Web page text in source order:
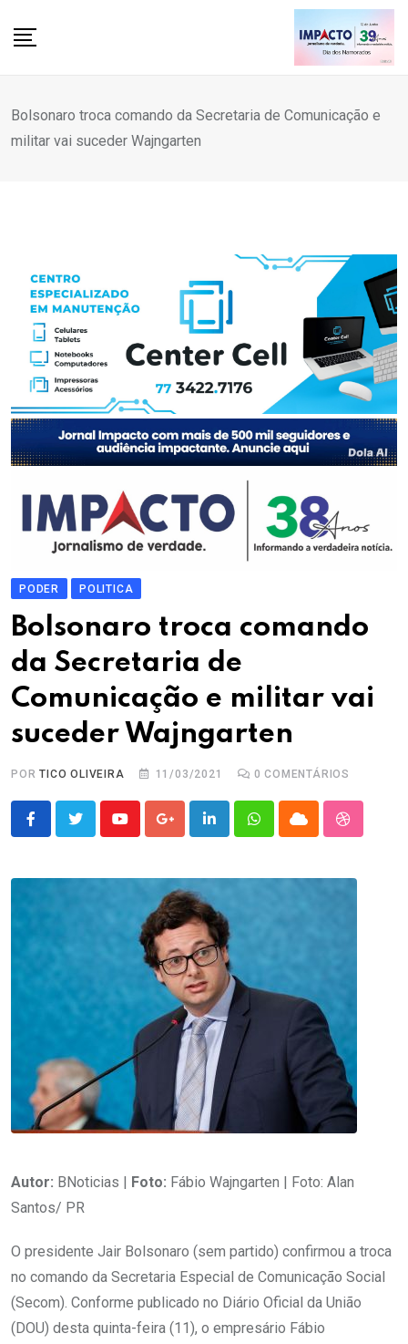
Bolsonaro troca comando da Secretaria de Comunicação e
militar vai suceder Wajngarten
PODER POLITICA
Bolsonaro troca comando
da Secretaria de
Comunicação e militar vai
suceder Wajngarten
PORTICO OLIVEIRA 11/03/2021 0 COMENTÁRIOS
YoutubeGoogle+LinkedInWhatsappCloud
Autor: BNoticias | Foto: Fábio Wajngarten | Foto: Alan
Santos/ PR
O presidente Jair Bolsonaro (sem partido) confirmou a troca
no comando da Secretaria Especial de Comunicação Social
(Secom). Conforme publicado no Diário Oficial da União
(DOU) desta quinta-feira (11), o empresário Fábio